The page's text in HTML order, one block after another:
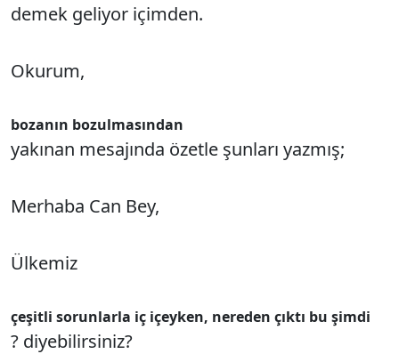
demek geliyor içimden.
Okurum,
bozanın bozulmasından
yakınan mesajında özetle şunları yazmış;
Merhaba Can Bey,
Ülkemiz
çeşitli sorunlarla iç içeyken, nereden çıktı bu şimdi
? diyebilirsiniz?